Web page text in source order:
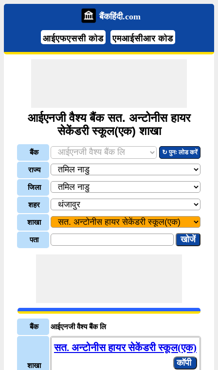
बैंकहिंदी.com
आईएफएससी कोड एमआईसीआर कोड
आईएनजी वैश्य बैंक सत. अन्टोनीस हायर
सेकेंडरी स्कूल(एक) शाखा
बैंक ↻ पुनः लोड करें
राज्य
जिला
शहर
शाखा
पता
बैंक आईएनजी वैश्य बैंक लि
शाखा
सत. अन्टोनीस हायर सेकेंडरी स्कूल(एक)